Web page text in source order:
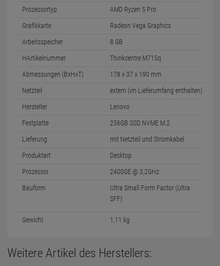
Prozessortyp AMD Ryzen 5 Pro
Grafikkarte Radeon Vega Graphics
Arbeitsspeicher 8 GB
HArtikelnummer Thinkcentre M715q
Abmessungen (BxHxT) 178 x 37 x 190 mm
Netzteil extern (im Lieferumfang enthalten)
Hersteller Lenovo
Festplatte 256GB SSD NVME M.2
Lieferung mit Netzteil und Stromkabel
Produktart Desktop
Prozessor 2400GE @ 3,2GHz
Bauform
Ultra Small Form Factor (Ultra
SFF)
Gewicht 1,11 kg
Weitere Artikel des Herstellers: